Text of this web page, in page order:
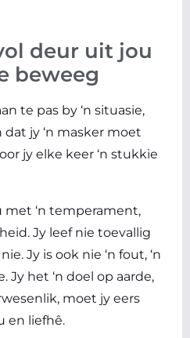
deur uit jou
beweeg
te pas by ‘n situasie,
dat jy ‘n masker moet
jy elke keer ‘n stukkie
met ‘n temperament,
Jy leef nie toevallig
Jy is ook nie ‘n fout, ‘n
Jy het ‘n doel op aarde,
moet jy eers
en liefhê.